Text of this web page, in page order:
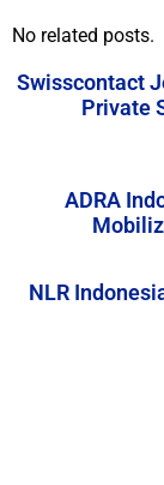
No related posts.
Swisscontact
Private
ADRA
NLR